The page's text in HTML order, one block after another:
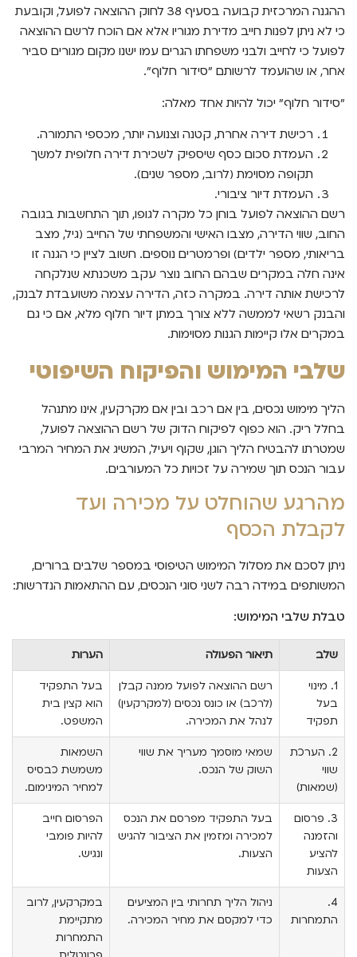
ההגנה המרכזית קבועה בסעיף 38 לחוק ההוצאה לפועל, וקובעת
כי לא ניתן לפנות חייב מדירת מגוריו אלא אם הוכח לרשם ההוצאה
לפועל כי לחייב ולבני משפחתו הגרים עמו ישנו מקום מגורים סביר
אחר, או שהועמד לרשותם "סידור חלוף".
"סידור חלוף" יכול להיות אחד מאלה:
רכישת דירה אחרת, קטנה וצנועה יותר, מכספי התמורה.
העמדת סכום כסף שיספיק לשכירת דירה חלופית למשך
תקופה מסוימת (לרוב, מספר שנים).
העמדת דיור ציבורי.
רשם ההוצאה לפועל בוחן כל מקרה לגופו, תוך התחשבות בגובה
החוב, שווי הדירה, מצבו האישי והמשפחתי של החייב (גיל, מצב
בריאותי, מספר ילדים) ופרמטרים נוספים. חשוב לציין כי הגנה זו
אינה חלה במקרים שבהם החוב נוצר עקב משכנתא שנלקחה
לרכישת אותה דירה. במקרה כזה, הדירה עצמה משועבדת לבנק,
והבנק רשאי לממשה ללא צורך במתן דיור חלוף מלא, אם כי גם
במקרים אלו קיימות הגנות מסוימות.
שלבי המימוש והפיקוח השיפוטי
הליך מימוש נכסים, בין אם רכב ובין אם מקרקעין, אינו מתנהל
בחלל ריק. הוא כפוף לפיקוח הדוק של רשם ההוצאה לפועל,
שמטרתו להבטיח הליך הוגן, שקוף ויעיל, המשיג את המחיר המרבי
עבור הנכס תוך שמירה על זכויות כל המעורבים.
מהרגע שהוחלט על מכירה ועד
לקבלת הכסף
ניתן לסכם את מסלול המימוש הטיפוסי במספר שלבים ברורים,
המשותפים במידה רבה לשני סוגי הנכסים, עם ההתאמות הנדרשות:
טבלת שלבי המימוש:
שלב תיאור הפעולה הערות
1. מינוי
בעל
תפקיד
רשם ההוצאה לפועל ממנה קבלן
(לרכב) או כונס נכסים (למקרקעין)
לנהל את המכירה.
בעל התפקיד
הוא קצין בית
המשפט.
2. הערכת
שווי
(שמאות)
שמאי מוסמך מעריך את שווי
השוק של הנכס.
השמאות
משמשת כבסיס
למחיר המינימום.
3. פרסום
והזמנה
להציע
הצעות
בעל התפקיד מפרסם את הנכס
למכירה ומזמין את הציבור להגיש
הצעות.
הפרסום חייב
להיות פומבי
ונגיש.
4.
התמחרות
ניהול הליך תחרותי בין המציעים
כדי למקסם את מחיר המכירה.
במקרקעין, לרוב
מתקיימת
התמחרות